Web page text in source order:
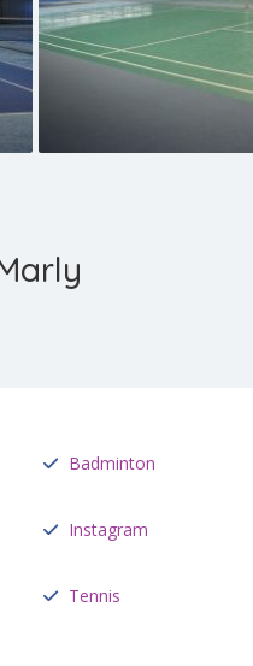
Badminton
Instagram
Tennis